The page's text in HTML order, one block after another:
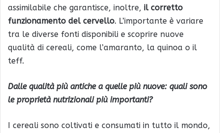
assimilabile che garantisce, inoltre, il corretto
funzionamento del cervello. L’importante è variare
tra le diverse fonti disponibili e scoprire nuove
qualità di cereali, come l’amaranto, la quinoa o il
teff.
Dalle qualità più antiche a quelle più nuove: quali sono
le proprietà nutrizionali più importanti?
I cereali sono coltivati e consumati in tutto il mondo,